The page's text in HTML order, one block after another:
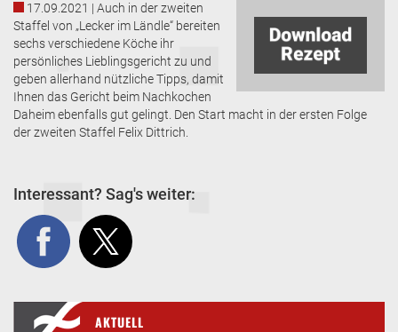
17.09.2021 | Auch in der zweiten
Staffel von „Lecker im Ländle“ bereiten
sechs verschiedene Köche ihr
persönliches Lieblingsgericht zu und
geben allerhand nützliche Tipps, damit
Ihnen das Gericht beim Nachkochen
Daheim ebenfalls gut gelingt. Den Start macht in der ersten Folge
der zweiten Staffel Felix Dittrich.
Interessant? Sag's weiter:
AKTUELL